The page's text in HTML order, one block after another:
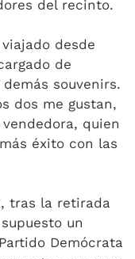
del recinto.
desde
de
souvenirs.
dos me gustan,
quien
éxito con las
tras la retirada
un
Demócrata